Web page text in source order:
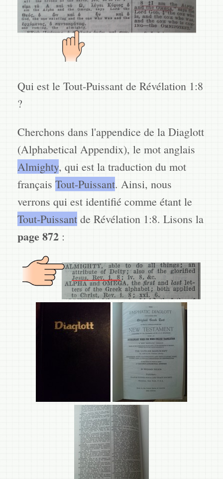
Qui est le Tout-Puissant de Révélation 1:8
?
Cherchons dans l'appendice de la Diaglott
(Alphabetical Appendix), le mot anglais
Almighty, qui est la traduction du mot
françaisTout-Puissant. Ainsi, nous
verrons qui est identifié comme étant le
Tout-Puissant de Révélation 1:8. Lisons la
page 872 :